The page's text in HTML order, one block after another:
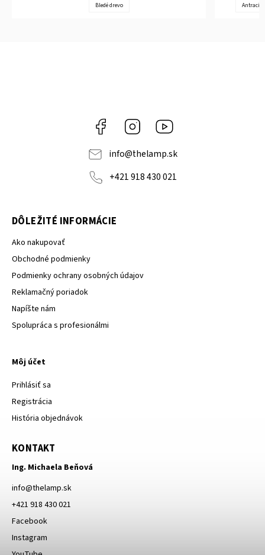
Bledé drevo Antracit
Facebook Instagram
info@thelamp.sk
+421 918 430 021
DÔLEŽITÉ INFORMÁCIE
Ako nakupovať
Obchodné podmienky
Podmienky ochrany osobných údajov
Reklamačný poriadok
Napíšte nám
Spolupráca s profesionálmi
Môj účet
Prihlásiť sa
Registrácia
História objednávok
KONTAKT
Ing. Michaela Beňová
info@thelamp.sk
+421 918 430 021
Facebook
Instagram